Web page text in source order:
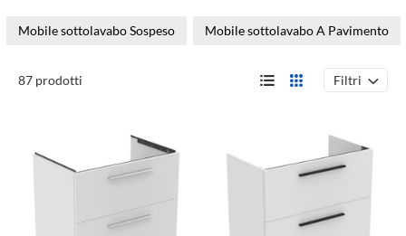
Mobile sottolavabo Sospeso Mobile sottolavabo A Pavimento
87 prodotti Filtri